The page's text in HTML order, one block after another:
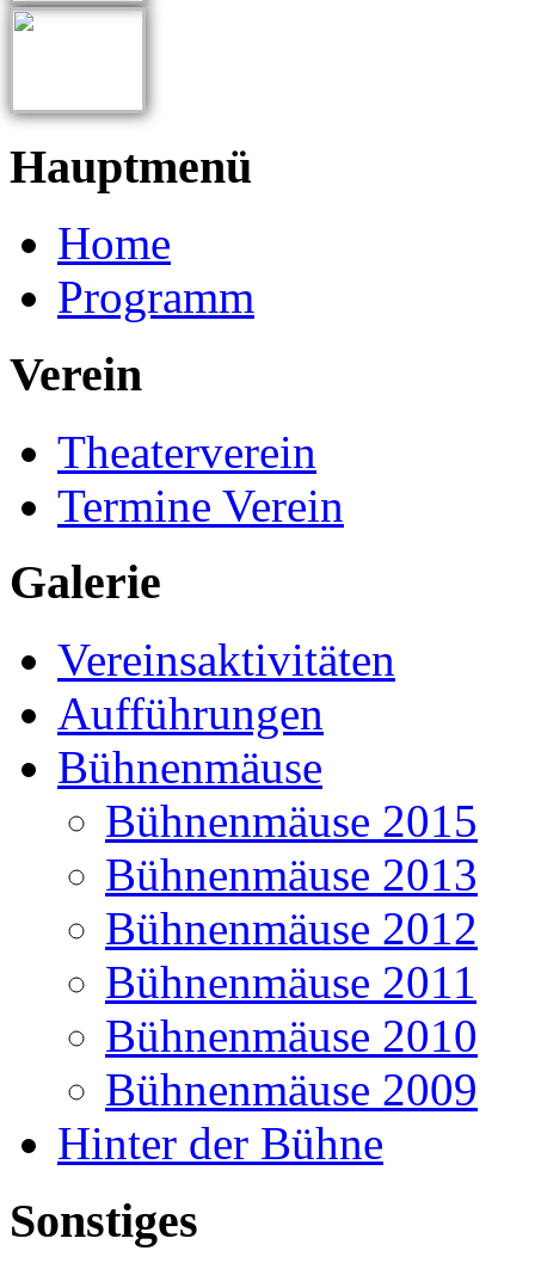
Hauptmenü
Home
Programm
Verein
Theaterverein
Termine Verein
Galerie
Vereinsaktivitäten
Aufführungen
Bühnenmäuse
Bühnenmäuse 2015
Bühnenmäuse 2013
Bühnenmäuse 2012
Bühnenmäuse 2011
Bühnenmäuse 2010
Bühnenmäuse 2009
Hinter der Bühne
Sonstiges